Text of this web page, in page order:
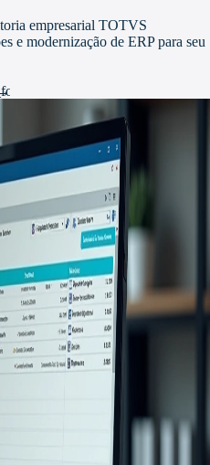
empresarial TOTVS
e modernização de ERP para seu